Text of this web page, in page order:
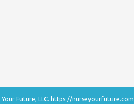
Future, LLC. https://